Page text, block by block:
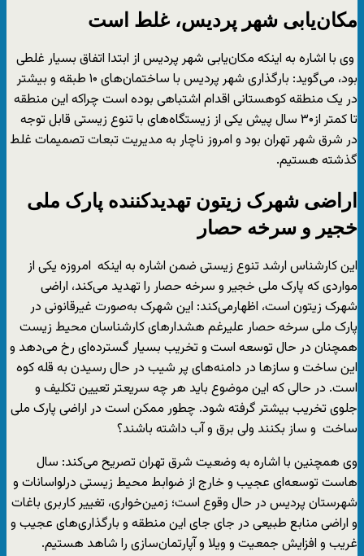
مکان‌یابی شهر پردیس، غلط است
وی با اشاره به اینکه مکان‌یابی شهر پردیس از ابتدا اتفاق بسیار غلطی
بود، می‌گوید: بارگذاری شهر پردیس با ساختمان‌های ۱۰ طبقه و بیشتر
در یک منطقه کوهستانی اقدام اشتباهی بوده­ است چراکه این منطقه
تا کمتر از۳۰ سال پیش یکی از زیستگاه‌های با تنوع زیستی قابل توجه
در شرق شهر تهران بود و امروز ناچار به مدیریت تبعات تصمیمات غلط
گذشته هستیم.
اراضی شهرک زیتون تهدیدکننده پارک ملی
خجیر و سرخه حصار
این کارشناس ارشد تنوع زیستی ضمن اشاره به اینکه امروزه یکی از
مواردی که پارک ملی خجیر و سرخه حصار را تهدید می‌کند، اراضی
شهرک زیتون است، اظهارمی‌کند: این شهرک به‌صورت غیرقانونی در
پارک ملی سرخه حصار علیرغم هشدارهای کارشناسان محیط زیست
همچنان در حال توسعه است و تخریب بسیار گسترده‌ای رخ می‌دهد و
این ساخت و سازها در دامنه­‌های پر شیب در حال رسیدن به قله کوه
است. در حالی که این موضوع باید هر چه سریعتر تعیین تکلیف و
جلوی تخریب بیشتر گرفته شود. چطور ممکن است در اراضی پارک ملی
ساخت و ساز بکنند ولی برق و آب داشته باشند؟
وی همچنین با اشاره به وضعیت شرق تهران تصریح می‌کند: سال­‌
هاست توسعه­‌ای عجیب و خارج از ضوابط محیط زیستی درلواسانات و
شهرستان پردیس در حال وقوع است؛ زمین­‌خواری، تغییر کاربری باغات
و اراضی منابع طبیعی در جای جای این منطقه و بارگذاری‌های عجیب و
غریب و افزایش جمعیت و ویلا و آپارتمان­‌سازی را شاهد هستیم.